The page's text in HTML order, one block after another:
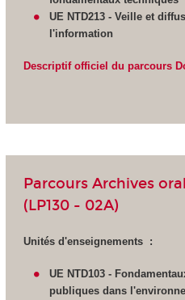
UE NTD213 - Veille et
l'information
Descriptif officiel du parcours
Parcours Archives
(LP130 - 02A)
Unités d'enseignements :
UE NTD103 -
publiques dans